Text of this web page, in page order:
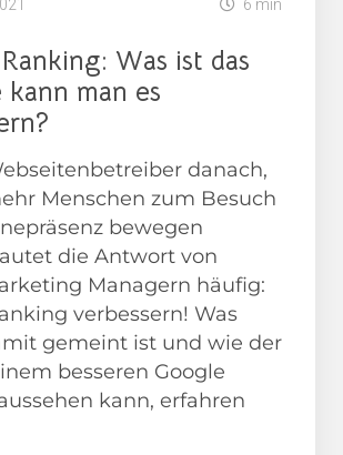
6 min
Was ist das
man es
danach,
Menschen zum Besuch
bewegen
die Antwort von
Managern häufig:
verbessern! Was
gemeint ist und wie der
besseren Google
kann, erfahren